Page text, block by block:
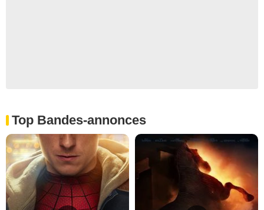
Top Bandes-annonces